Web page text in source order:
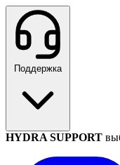
Поддержка
HYDRA SUPPORT